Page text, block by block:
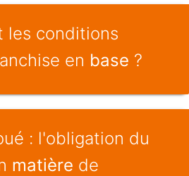
les conditions
en base ?
: l'obligation du
matière de